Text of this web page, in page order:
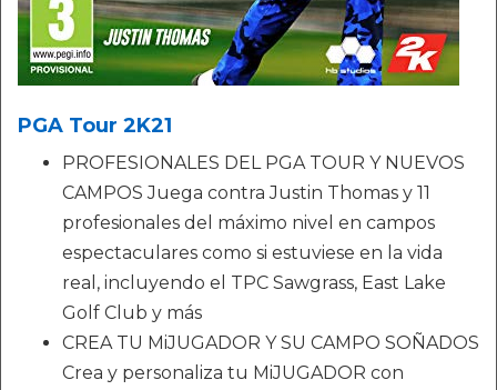
PGA Tour 2K21
PROFESIONALES DEL PGA TOUR Y NUEVOS
CAMPOS Juega contra Justin Thomas y 11
profesionales del máximo nivel en campos
espectaculares como si estuviese en la vida
real, incluyendo el TPC Sawgrass, East Lake
Golf Club y más
CREA TU MiJUGADOR Y SU CAMPO SOÑADOS
Crea y personaliza tu MiJUGADOR con